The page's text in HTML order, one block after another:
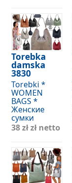
Torebka
damska
3830
Torebki *
WOMEN
BAGS *
Женские
сумки
38 złzł netto